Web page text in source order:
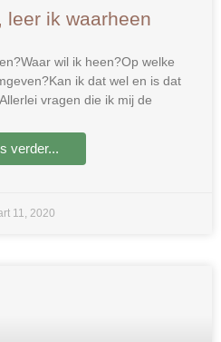
leer ik waarheen
wil ik heen?Op welke
ik dat wel en is dat
vragen die ik mij de
verder...
11, 2020